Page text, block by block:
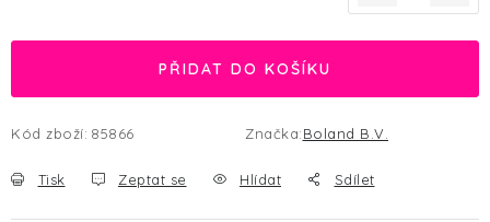
PŘIDAT DO KOŠÍKU
Kód zboží: 85866 Značka:Boland B.V.
Tisk Zeptat se Hlídat Sdílet